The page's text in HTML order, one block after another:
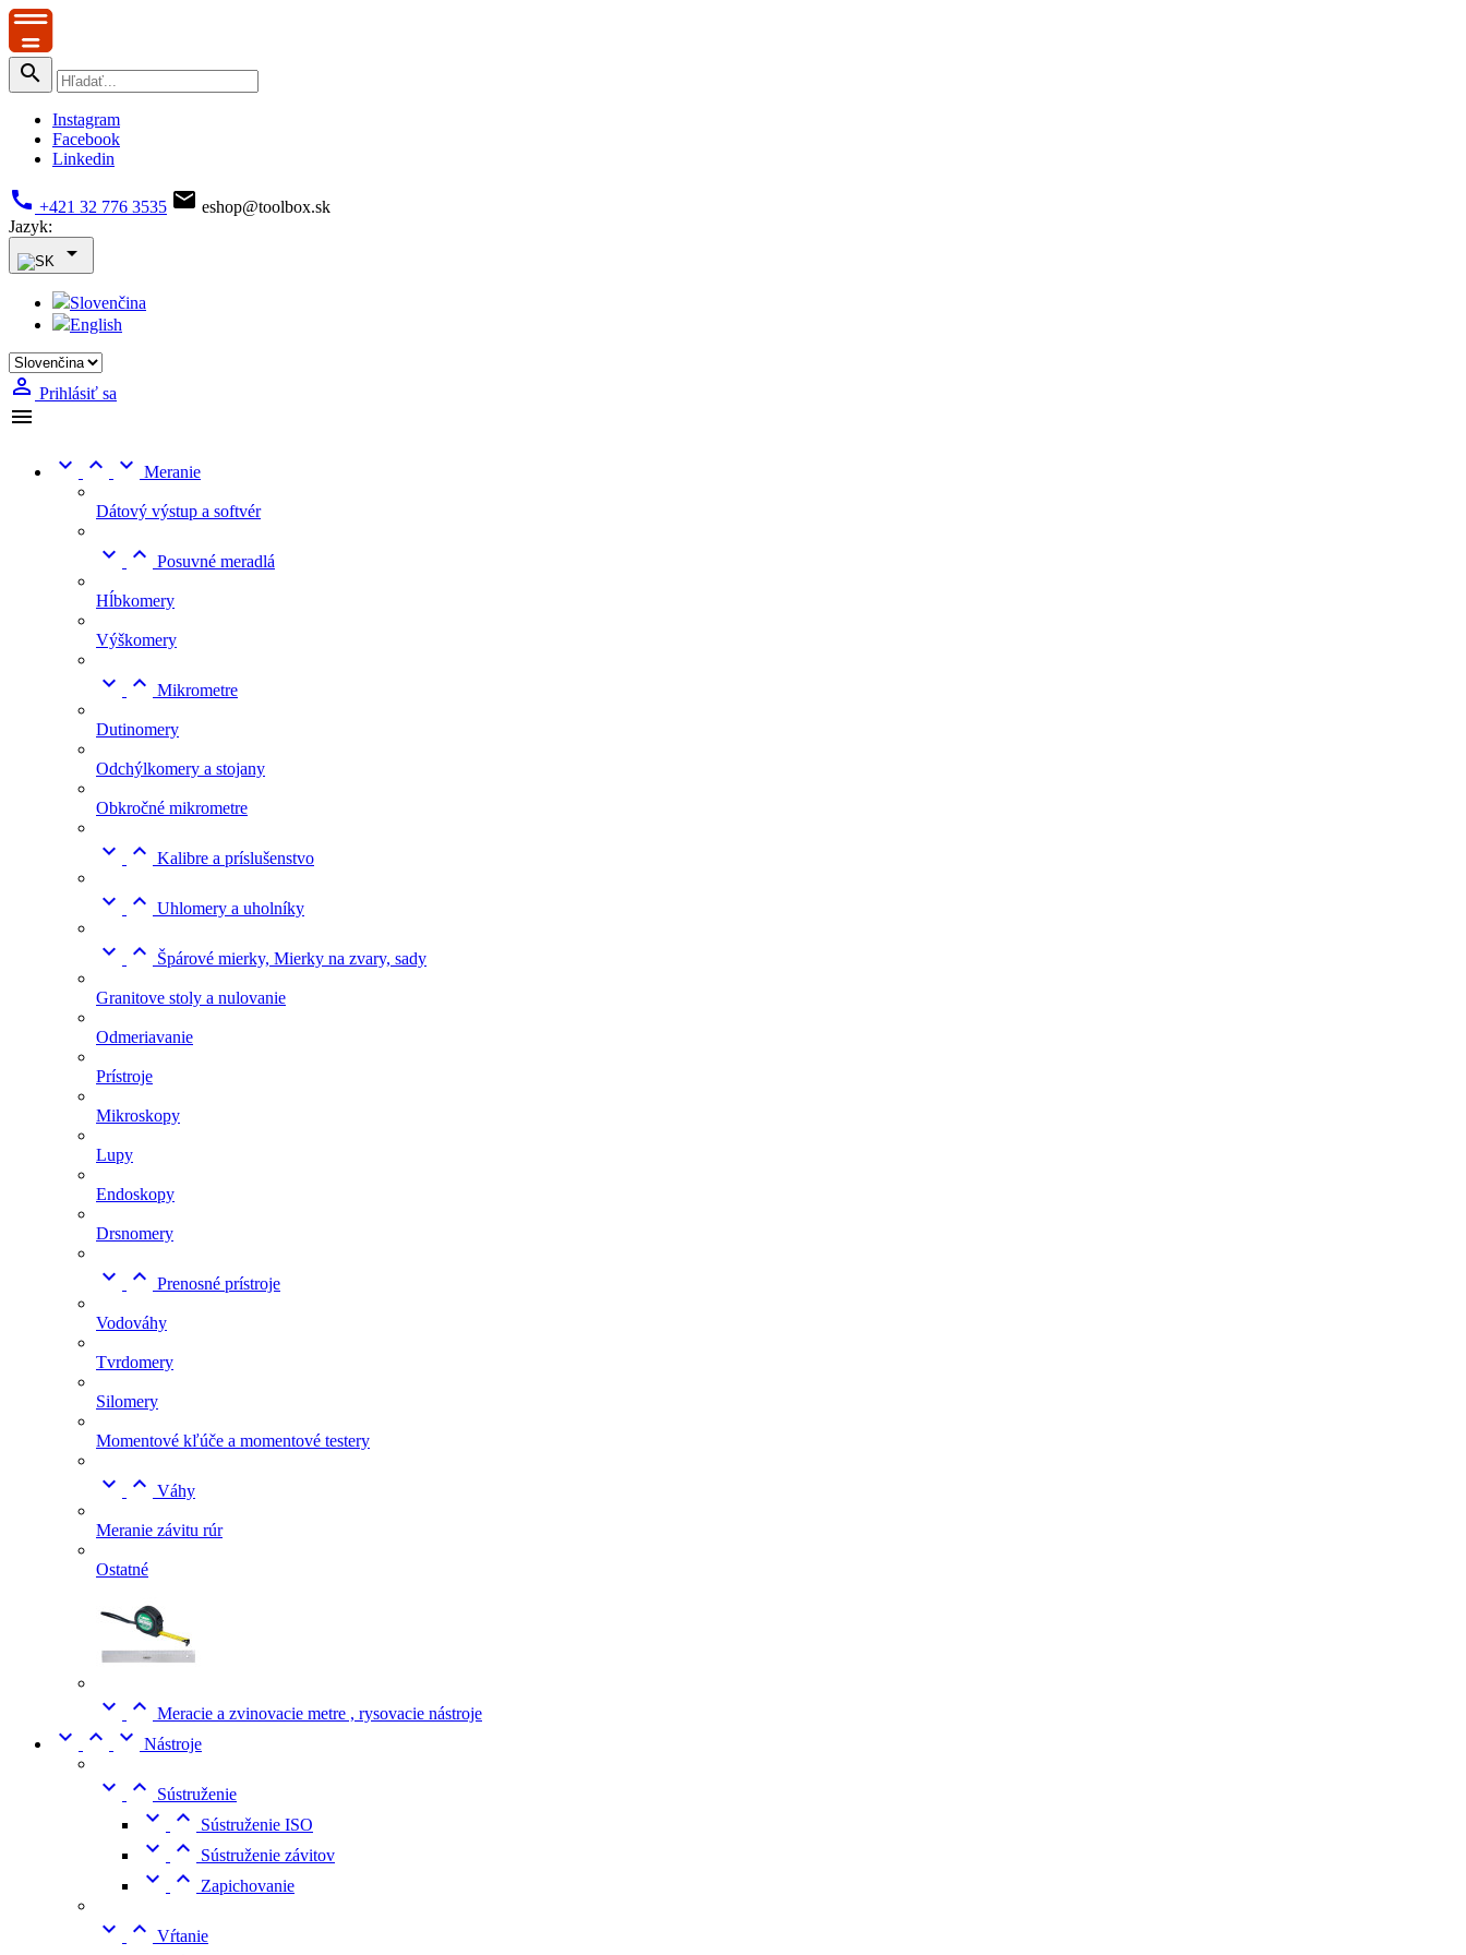

Instagram
Facebook
Linkedin
 +421 32 776 3535  eshop@toolbox.sk
Jazyk:

Slovenčina
English
 Prihlásiť sa


  Meranie
Dátový výstup a softvér
  Posuvné meradlá
Hĺbkomery
Výškomery
  Mikrometre
Dutinomery
Odchýlkomery a stojany
Obkročné mikrometre
  Kalibre a príslušenstvo
  Uhlomery a uholníky
  Špárové mierky, Mierky na zvary, sady
Granitove stoly a nulovanie
Odmeriavanie
Prístroje
Mikroskopy
Lupy
Endoskopy
Drsnomery
  Prenosné prístroje
Vodováhy
Tvrdomery
Silomery
Momentové kľúče a momentové testery
  Váhy
Meranie závitu rúr
Ostatné
  Meracie a zvinovacie metre , rysovacie nástroje
   Nástroje
  Sústruženie
  Sústruženie ISO
  Sústruženie závitov
  Zapichovanie
  Vŕtanie